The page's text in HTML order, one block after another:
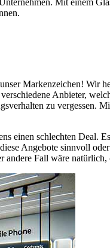
Mit einem
Markenzeichen! Wir
Anbieter,
zu vergessen.
einen schlechten Deal.
Angebote sinnvoll
Fall wäre